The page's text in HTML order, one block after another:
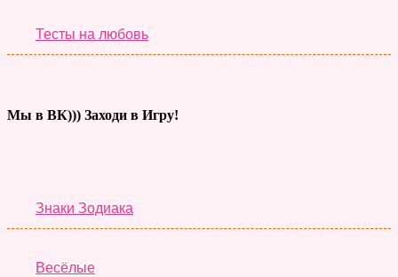
Тесты на любовь
Мы в ВК))) Заходи в Игру!
Знаки Зодиака
Весёлые